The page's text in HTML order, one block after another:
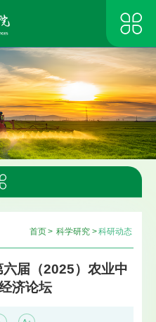
首页> 科学研究 >科研动态
届（2025）农业中
济论坛